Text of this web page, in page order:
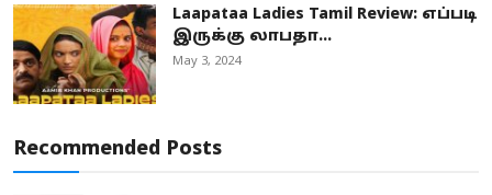
Laapataa Ladies Tamil Review: எப்படி
இருக்கு லாபதா...
May 3, 2024
Recommended Posts